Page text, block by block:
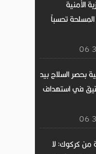
الأمنية
المسلحة تحسباً
بحصر السلاح بيد
في استهداف
من كركوك: لا